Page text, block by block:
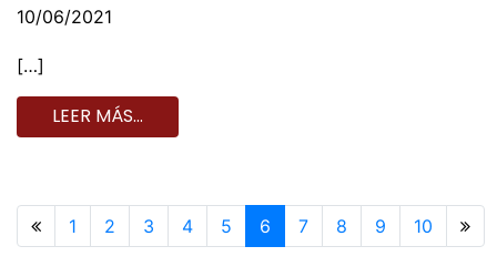
10/06/2021
[…]
LEER MÁS…
Previous page
1 2 3 4 5 6 7 8 9 10